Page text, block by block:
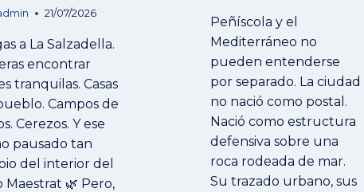
21/07/2026
a La Salzadella.
encontrar
tranquilas. Casas
Campos de
Cerezos. Y ese
pausado tan
del interior del
Maestrat 🌿 Pero,
Peñíscola y el
Mediterráneo no
pueden entenderse
por separado. La ciudad
no nació como postal.
Nació como estructura
defensiva sobre una
roca rodeada de mar.
Su trazado urbano, sus